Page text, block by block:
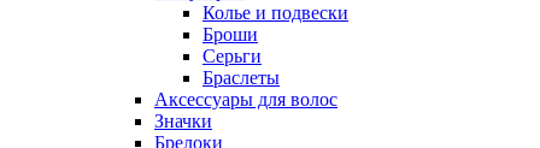
Колье и подвески
Броши
Серьги
Браслеты
Аксессуары для волос
Значки
Брелоки